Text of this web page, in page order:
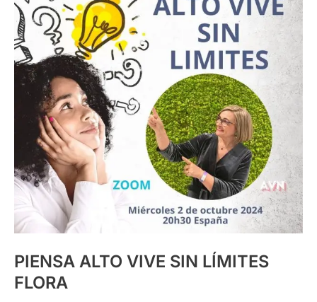
PIENSA ALTO VIVE SIN LÍMITES
FLORA
SIN
LÍMITES
FLORA